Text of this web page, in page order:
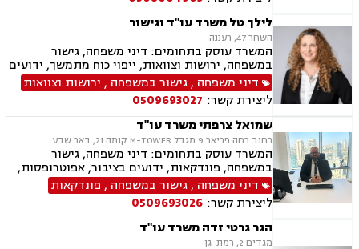
כוח מתמשך, הוצאה לפועל, חדלות פירעון, תביעות
מסחריות, דיני חוזים, מקרקעין ונדל"ן, עסקאות מכר
דירה, עסקאות מכר יד שניה מקבלן, משפט מסחרי,
דיני חברות, ליטיגציה מסחרית ונדל"נית, דיני
עמותות
לילך טל משרד עו"ד וגישור
השחר 47, רעננה
המשרד עוסק בתחומים: דיני משפחה, גישור
במשפחה, ירושות וצוואות, ייפוי כוח מתמשך, ידועים
בציבור, אפוטרופסות, הסכמי ממון, מזונות, משמורת,
גירושין, הורות חד מינית, נישואים אזרחיים, ידועים
בציבור, חלוקת רכוש, מעמד אישי, תיאום הורי, זמני
שהות, עסקאות מתנה, גישור ובוררויות, גישור עסקי,
דיני חברות, סכסוך בין בעלי מניות, דיני צרכנות
ותיירות, משפט אזרחי, סכסוך שכנים.
דיני משפחה ,גישור במשפחה , ירושות וצוואות
ליצירת קשר: 0509693027
שמואל צרפתי משרד עו"ד
רחוב רחה פריאר 9 מגדל M-TOWER קומה 21, באר שבע
המשרד עוסק בתחומים: דיני משפחה, גישור
במשפחה, פונדקאות, ידועים בציבור, אפוטרופסות,
הסכמי ממון, אבהות, מזונות, משמורת, גירושין,
הורות חד מינית, נישואים אזרחיים, חוק הנוער,
אימוץ, חלוקת רכוש, מעמד אישי, תיאום הורי, חטיפת
ילדים, זמני שהות (החזקת ילדים), אומנה, ניכור הורי,
עסקאות מתנה, פלילי, הטרדה מינית, עבירות מין,
דיני משפחה ,גישור במשפחה , פונדקאות
ליצירת קשר: 0509693026
הגר גרטי זדה משרד עו"ד
מגדים 2, רמת-גן